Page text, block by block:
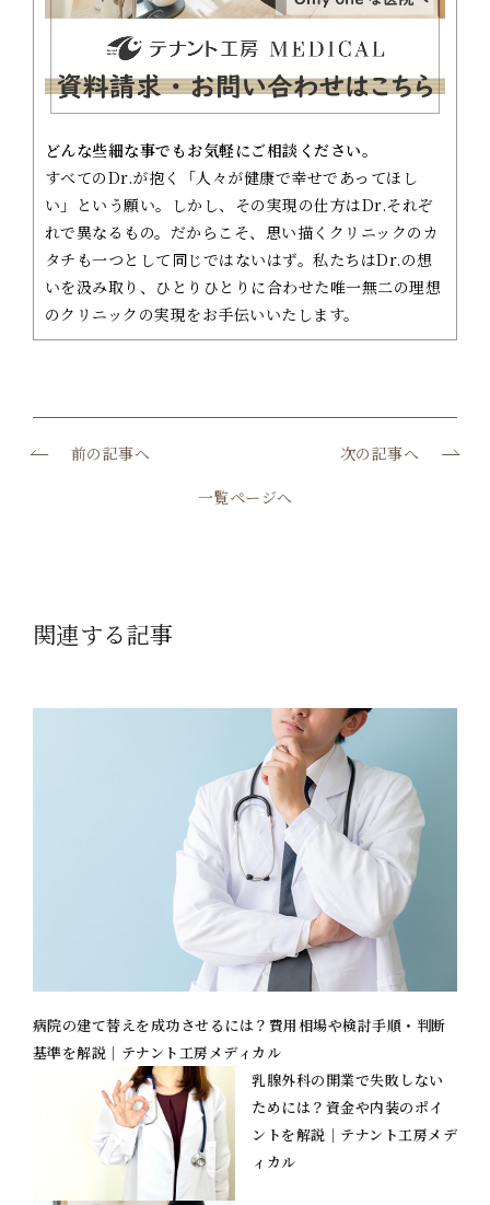
どんな些細な事でもお気軽にご相談ください。
すべてのDr.が抱く「人々が健康で幸せであってほし
い」という願い。しかし、その実現の仕方はDr.それぞ
れで異なるもの。だからこそ、思い描くクリニックのカ
タチも一つとして同じではないはず。私たちはDr.の想
いを汲み取り、ひとりひとりに合わせた唯一無二の理想
のクリニックの実現をお手伝いいたします。
前の記事へ
一覧ページへ
次の記事へ
関連する記事
病院の建て替えを成功させるには？費用相場や検討手順・判断
基準を解説｜テナント工房メディカル
乳腺外科の開業で失敗しない
ためには？資金や内装のポイ
ントを解説｜テナント工房メデ
ィカル